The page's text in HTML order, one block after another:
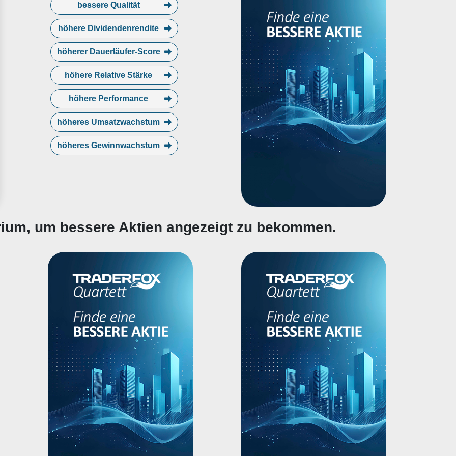
bessere Qualität
höhere Dividendenrendite
höherer Dauerläufer-Score
höhere Relative Stärke
höhere Performance
höheres Umsatzwachstum
höheres Gewinnwachstum
um bessere Aktien angezeigt zu bekommen.